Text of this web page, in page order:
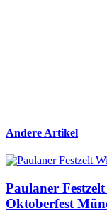
Andere Artikel
Paulaner
Oktoberfest